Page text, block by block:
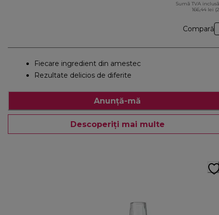
Sumă TVA
166,44 lei
Compară
Fiecare ingredient din amestec
Rezultate delicios de diferite
Anunță-mă
Descoperiți mai multe